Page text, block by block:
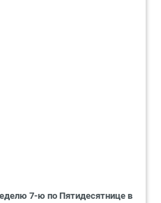
7-ю по Пятидесятнице в